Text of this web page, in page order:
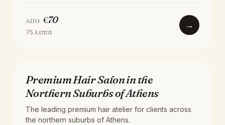
ΑΠΌ €70
75 λεπτά
→
LOCATION
Premium Hair Salon in the
Northern Suburbs of Athens
The leading premium hair atelier for clients across
the northern suburbs of Athens.